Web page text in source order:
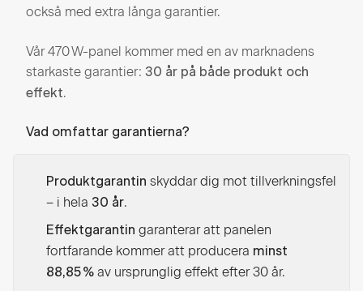
också med extra långa garantier.
Vår 470 W-panel kommer med en av marknadens
starkaste garantier: 30 år på både produkt och
effekt.
Vad omfattar garantierna?
Produktgarantin skyddar dig mot tillverkningsfel
– i hela 30 år.
Effektgarantin garanterar att panelen
fortfarande kommer att producera minst
88,85 % av ursprunglig effekt efter 30 år.